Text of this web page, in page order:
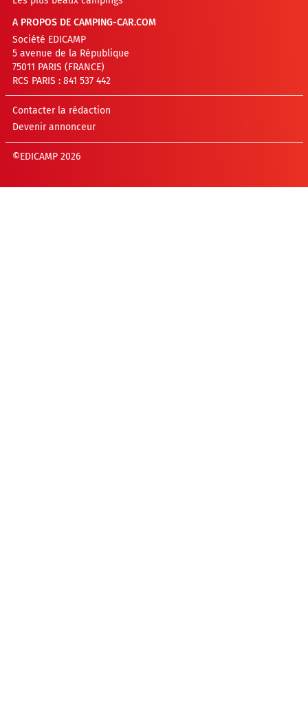
A PROPOS DE CAMPING-CAR.COM
Société EDICAMP
5 avenue de la République
75011 PARIS (FRANCE)
RCS PARIS : 841 537 442
Contacter la rédaction
Devenir annonceur
©EDICAMP 2026